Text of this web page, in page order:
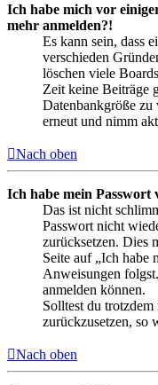
Ich habe mich vor
mehr anmelden?!
Es kann sein, dass
verschieden
löschen viele
Zeit keine Beiträge
Datenbankgröße zu
erneut und nimm
Nach oben
Ich habe mein Passwort
Das ist nicht
Passwort nicht
zurücksetzen. Dies
Seite auf „Ich habe
Anweisungen
anmelden können.
Solltest du
zurückzusetzen, so
Nach oben